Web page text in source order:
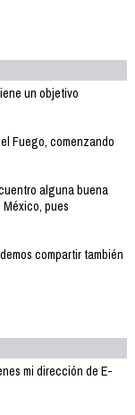
un objetivo
Fuego, comenzando
alguna buena
pues
compartir también
mi dirección de E-